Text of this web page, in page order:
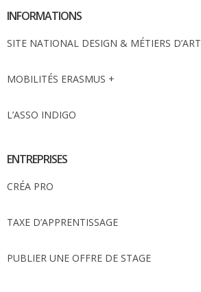
INFORMATIONS
SITE NATIONAL DESIGN & MÉTIERS D’ART
MOBILITÉS ERASMUS +
L’ASSO INDIGO
ENTREPRISES
CRÉA PRO
TAXE D’APPRENTISSAGE
PUBLIER UNE OFFRE DE STAGE